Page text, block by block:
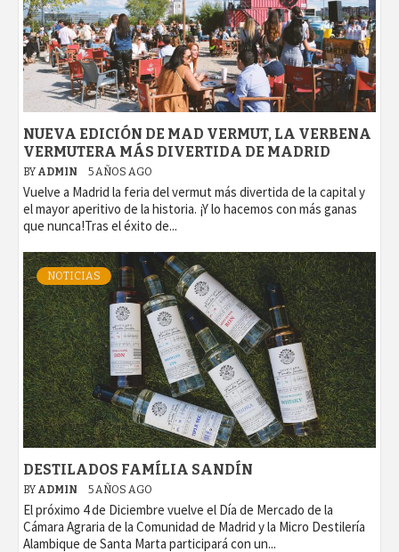
NUEVA EDICIÓN DE MAD VERMUT, LA VERBENA
VERMUTERA MÁS DIVERTIDA DE MADRID
BY ADMIN 5 AÑOS AGO
Vuelve a Madrid la feria del vermut más divertida de la capital y
el mayor aperitivo de la historia. ¡Y lo hacemos con más ganas
que nunca!Tras el éxito de...
NOTICIAS
DESTILADOS FAMÍLIA SANDÍN
BY ADMIN 5 AÑOS AGO
El próximo 4 de Diciembre vuelve el Día de Mercado de la
Cámara Agraria de la Comunidad de Madrid y la Micro Destilería
Alambique de Santa Marta participará con un...